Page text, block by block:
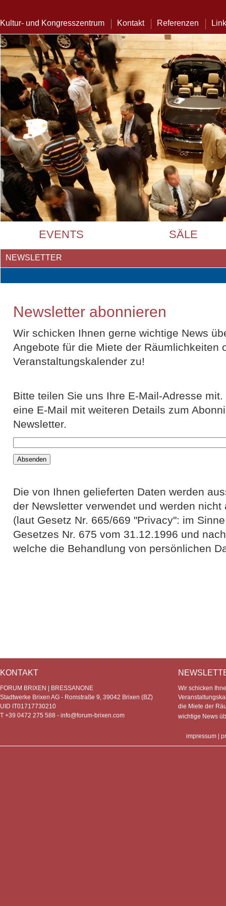
Kultur- und Kongresszentrum Kontakt Referenzen
EVENTS SÄLE
NEWSLETTER
Newsletter abonnieren
Wir schicken Ihnen gerne wichtige News
Angebote für die Miete der Räumlichkeiten
Veranstaltungskalender zu!
Bitte teilen Sie uns Ihre E-Mail-Adresse
eine E-Mail mit weiteren Details zum
Newsletter.
Die von Ihnen gelieferten Daten werden
der Newsletter verwendet und werden
(laut Gesetz Nr. 665/669 "Privacy": im
Gesetzes Nr. 675 vom 31.12.1996 und
welche die Behandlung von persönlichen
KONTAKT
FORUM BRIXEN | BRESSANONE
Stadtwerke Brixen AG - Romstraße 9, 39042 Brixen (BZ)
UID IT01717730210
T +39 0472 275 588 - info@forum-brixen.com
Wir schicken
die Miete der
wichtige News
impressum